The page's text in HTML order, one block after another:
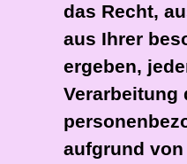
das Recht,
aus Ihrer
ergeben,
Verarbeitung
aufgrund von